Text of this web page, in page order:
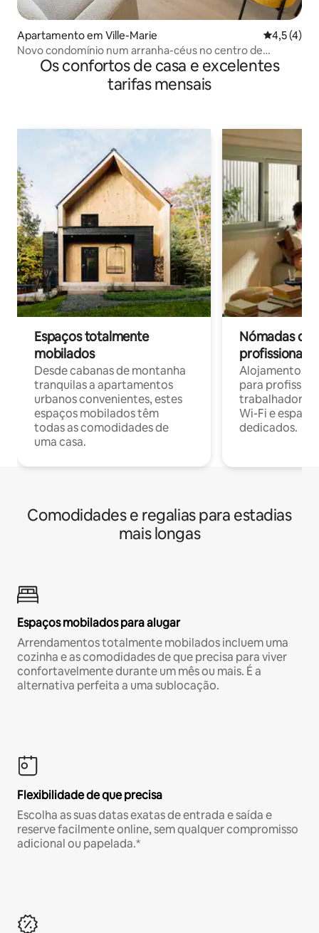
Apartamento em Ville-Marie
4,5 (4)
Novo condomínio num arranha-céus no centro de
MontrealOs confortos de casa e excelentes
tarifas mensais
Espaços totalmente
mobilados
Desde cabanas de montanha
tranquilas a apartamentos
urbanos convenientes, estes
espaços mobilados têm
todas as comodidades de
uma casa.
Nómadas
profissionais
Alojamentos
para
trabalhadores
Wi-Fi e
dedicados.
Comodidades e regalias para estadias
mais longas
Espaços mobilados para alugar
Arrendamentos totalmente mobilados incluem uma
cozinha e as comodidades de que precisa para viver
confortavelmente durante um mês ou mais. É a
alternativa perfeita a uma sublocação.
Flexibilidade de que precisa
Escolha as suas datas exatas de entrada e saída e
reserve facilmente online, sem qualquer compromisso
adicional ou papelada.*